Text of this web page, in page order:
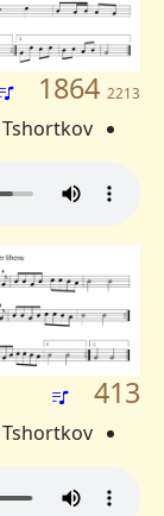
1864 2213
Tshortkov - טשארטקאוו
413
Tshortkov - טשארטקאוו